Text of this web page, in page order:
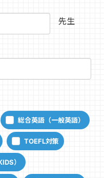
先生
総合英語（一般英語）
TOEFL対策
）